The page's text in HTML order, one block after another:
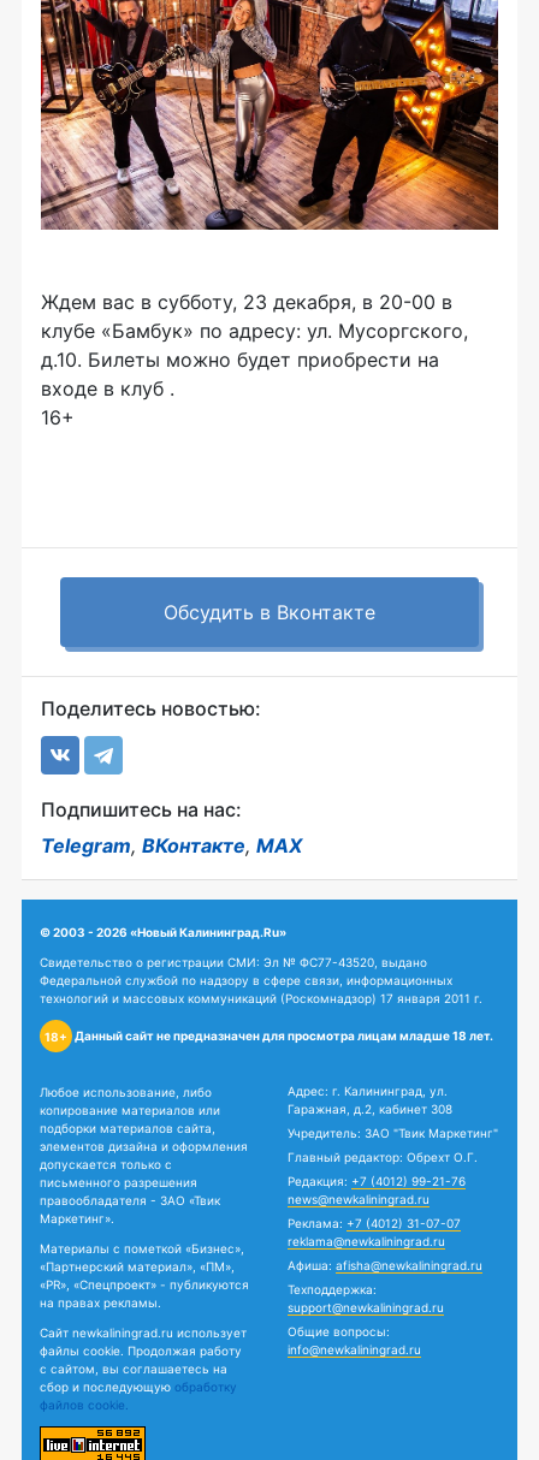
Ждем вас в субботу, 23 декабря, в 20-00 в
клубе «Бамбук» по адресу: ул. Мусоргского,
д.10. Билеты можно будет приобрести на
входе в клуб .
16+
Обсудить в Вконтакте
Поделитесь новостью:
Подпишитесь на нас:
Telegram, ВКонтакте, MAX
© 2003 - 2026 «Новый Калининград.Ru»
Свидетельство о регистрации СМИ: Эл № ФС77-43520, выдано
Федеральной службой по надзору в сфере связи, информационных
технологий и массовых коммуникаций (Роскомнадзор) 17 января 2011 г.
18+ Данный сайт не предназначен для просмотра лицам младше 18 лет.
Любое использование, либо
копирование материалов или
подборки материалов сайта,
элементов дизайна и оформления
допускается только с
письменного разрешения
правообладателя - ЗАО «Твик
Маркетинг».
Материалы с пометкой «Бизнес»,
«Партнерский материал», «ПМ»,
«PR», «Спецпроект» - публикуются
на правах рекламы.
Сайт newkaliningrad.ru использует
файлы cookie. Продолжая работу
с сайтом, вы соглашаетесь на
сбор и последующую обработку
файлов cookie.
Адрес: г. Калининград, ул.
Гаражная, д.2, кабинет 308
Учредитель: ЗАО "Твик Маркетинг"
Главный редактор: Обрехт О.Г.
Редакция: +7 (4012) 99-21-76
news@newkaliningrad.ru
Реклама: +7 (4012) 31-07-07
reklama@newkaliningrad.ru
Афиша: afisha@newkaliningrad.ru
Техподдержка:
support@newkaliningrad.ru
Общие вопросы:
info@newkaliningrad.ru